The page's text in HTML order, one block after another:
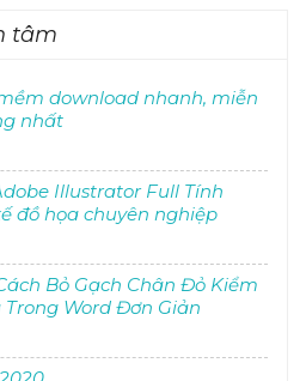
tâm
download nhanh, miễn
nhất
Illustrator Full Tính
đồ họa chuyên nghiệp
Bỏ Gạch Chân Đỏ Kiểm
Trong Word Đơn Giản